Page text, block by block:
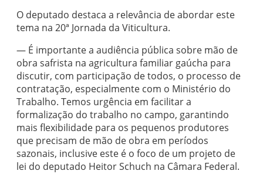
O deputado destaca a relevância de abordar este
tema na 20ª Jornada da Viticultura.
— É importante a audiência pública sobre mão de
obra safrista na agricultura familiar gaúcha para
discutir, com participação de todos, o processo de
contratação, especialmente com o Ministério do
Trabalho. Temos urgência em facilitar a
formalização do trabalho no campo, garantindo
mais flexibilidade para os pequenos produtores
que precisam de mão de obra em períodos
sazonais, inclusive este é o foco de um projeto de
lei do deputado Heitor Schuch na Câmara Federal.